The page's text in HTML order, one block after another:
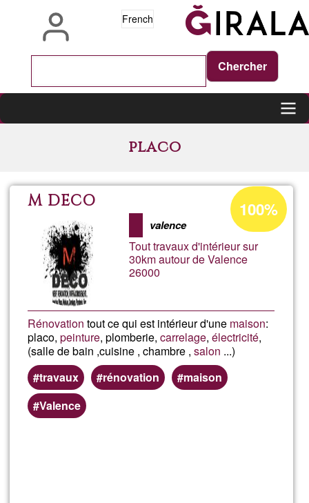
French
placo
M DECO
valence
Tout travaux d'intérieur sur
30km autour de Valence
26000
Rénovation tout ce qui est intérieur d'une maison:
placo,peinture, plomberie,carrelage,électricité,
(salle de bain ,cuisine , chambre ,salon ...)
travaux
rénovation
maison
Valence
Pourcentage
d'acceptation
de
Ğ1
100%